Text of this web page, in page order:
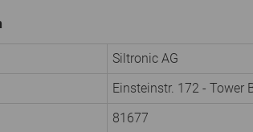
Siltronic AG
Einsteinstr. 172 - Tower
81677